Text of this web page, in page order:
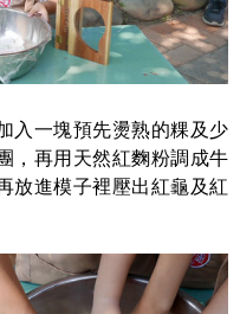
入一塊預先燙熟的粿及少
，再用天然紅麴粉調成牛
放進模子裡壓出紅龜及紅